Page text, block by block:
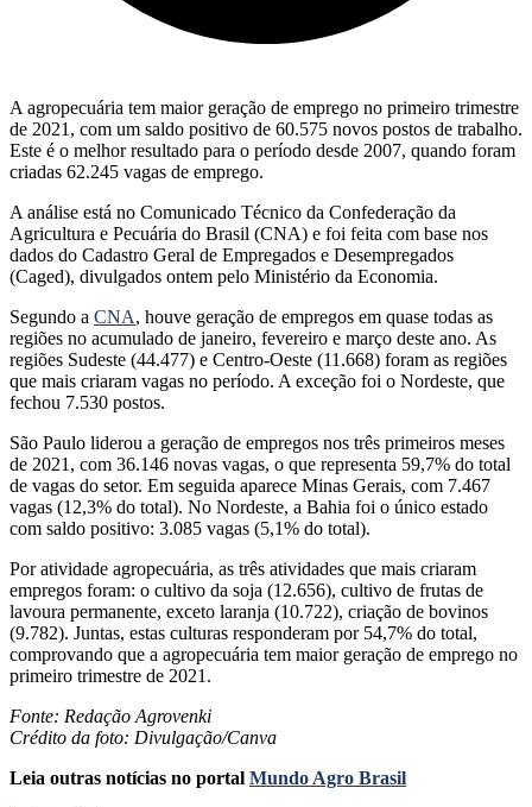
A agropecuária tem maior geração de emprego no primeiro trimestre
de 2021, com um saldo positivo de 60.575 novos postos de trabalho.
Este é o melhor resultado para o período desde 2007, quando foram
criadas 62.245 vagas de emprego.
A análise está no Comunicado Técnico da Confederação da
Agricultura e Pecuária do Brasil (CNA) e foi feita com base nos
dados do Cadastro Geral de Empregados e Desempregados
(Caged), divulgados ontem pelo Ministério da Economia.
Segundo a CNA, houve geração de empregos em quase todas as
regiões no acumulado de janeiro, fevereiro e março deste ano. As
regiões Sudeste (44.477) e Centro-Oeste (11.668) foram as regiões
que mais criaram vagas no período. A exceção foi o Nordeste, que
fechou 7.530 postos.
São Paulo liderou a geração de empregos nos três primeiros meses
de 2021, com 36.146 novas vagas, o que representa 59,7% do total
de vagas do setor. Em seguida aparece Minas Gerais, com 7.467
vagas (12,3% do total). No Nordeste, a Bahia foi o único estado
com saldo positivo: 3.085 vagas (5,1% do total).
Por atividade agropecuária, as três atividades que mais criaram
empregos foram: o cultivo da soja (12.656), cultivo de frutas de
lavoura permanente, exceto laranja (10.722), criação de bovinos
(9.782). Juntas, estas culturas responderam por 54,7% do total,
comprovando que a agropecuária tem maior geração de emprego no
primeiro trimestre de 2021.
Fonte: Redação Agrovenki
Crédito da foto: Divulgação/Canva
Leia outras notícias no portal Mundo Agro Brasil